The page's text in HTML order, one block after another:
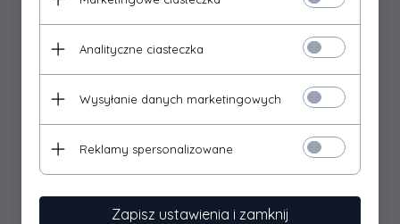
Kräuterhaus Sanct
Bernhard
labs212
Life Extension
manuka health
MegaFood
Analityczne ciasteczka
Wysyłanie danych marketingowych
Reklamy spersonalizowane
Zapisz ustawienia i zamknij